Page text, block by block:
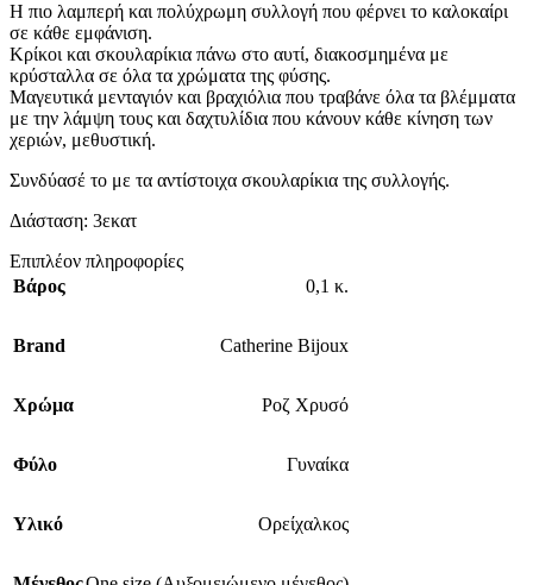
Η πιο λαμπερή και πολύχρωμη συλλογή που φέρνει το καλοκαίρι
σε κάθε εμφάνιση.
Κρίκοι και σκουλαρίκια πάνω στο αυτί, διακοσμημένα με
κρύσταλλα σε όλα τα χρώματα της φύσης.
Μαγευτικά μενταγιόν και βραχιόλια που τραβάνε όλα τα βλέμματα
με την λάμψη τους και δαχτυλίδια που κάνουν κάθε κίνηση των
χεριών, μεθυστική.
Συνδύασέ το με τα αντίστοιχα σκουλαρίκια της συλλογής.
Διάσταση: 3εκατ
Επιπλέον πληροφορίες
Βάρος
0,1 κ.
Brand Catherine Bijoux
Χρώμα Ροζ Χρυσό
Φύλο Γυναίκα
Υλικό Ορείχαλκος